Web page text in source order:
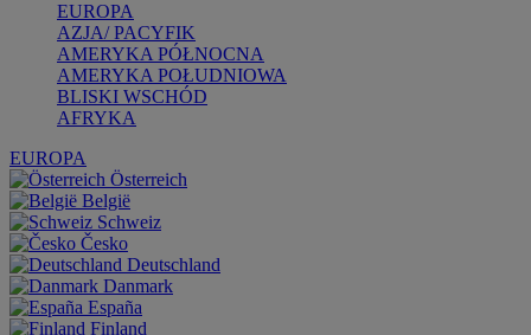
EUROPA
AZJA/ PACYFIK
AMERYKA PÓŁNOCNA
AMERYKA POŁUDNIOWA
BLISKI WSCHÓD
AFRYKA
EUROPA
Österreich
België
Schweiz
Česko
Deutschland
Danmark
España
Finland